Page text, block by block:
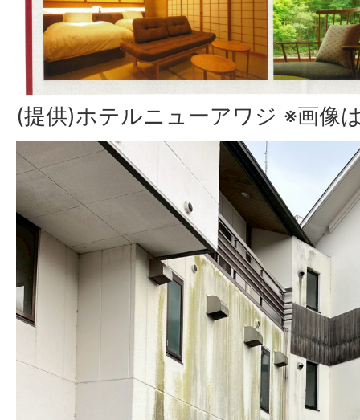
(提供)ホテルニューアワジ ※画像